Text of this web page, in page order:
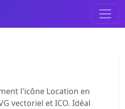
l'icône Location en
vectoriel et ICO. Idéal